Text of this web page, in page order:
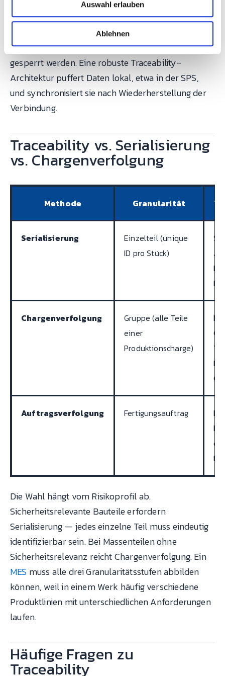
Auswahl erlauben
Ablehnen
sicherheitsrelevanten Teilen bedeutet das: Die
gesamte Produktion während des Ausfalls ist nicht
rückverfolgbar und muss im schlimmsten Fall
gesperrt werden. Eine robuste Traceability-
Architektur puffert Daten lokal, etwa in der SPS,
und synchronisiert sie nach Wiederherstellung der
Verbindung.
Traceability vs. Serialisierung
vs. Chargenverfolgung
Methode Granularität
Serialisierung
Einzelteil (unique
ID pro Stück)
Chargenverfolgung
Gruppe (alle Teile
einer
Produktionscharge)
Auftragsverfolgung Fertigungsauftrag
Die Wahl hängt vom Risikoprofil ab.
Sicherheitsrelevante Bauteile erfordern
Serialisierung — jedes einzelne Teil muss eindeutig
identifizierbar sein. Bei Massenteilen ohne
Sicherheitsrelevanz reicht Chargenverfolgung. Ein
MES muss alle drei Granularitätsstufen abbilden
können, weil in einem Werk häufig verschiedene
Produktlinien mit unterschiedlichen Anforderungen
laufen.
Häufige Fragen zu
Traceability